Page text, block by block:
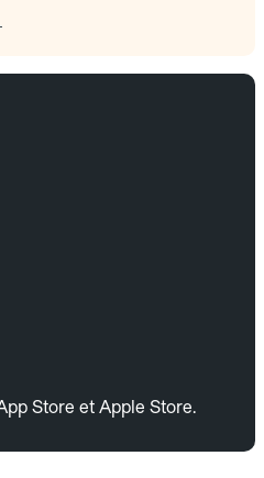
Store et Apple Store.